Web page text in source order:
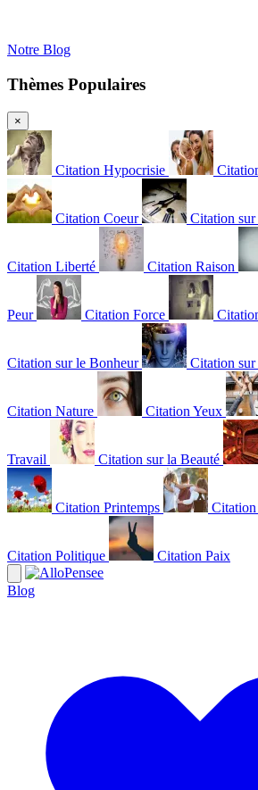
Notre Blog
Thèmes Populaires
×
Citation Hypocrisie
Citation Coeur Citation sur
Citation Liberté Citation Raison
Peur Citation Force
Citation sur le Bonheur Citation
Citation Nature Citation Yeux
Travail Citation sur la Beauté
Citation Printemps
Citation Politique Citation Paix
Blog